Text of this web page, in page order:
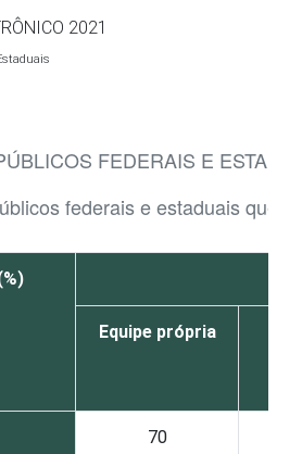
2021
FEDERAIS E
federais e estaduais que
Equipe própria
70